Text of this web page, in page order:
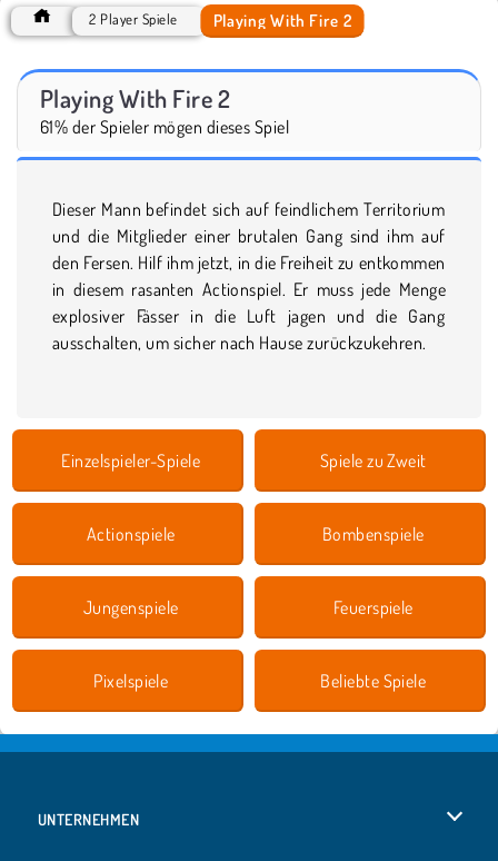
2 Player Spiele Playing With Fire 2
Playing With Fire 2
61% der Spieler mögen dieses Spiel
Dieser Mann befindet sich auf feindlichem Territorium
und die Mitglieder einer brutalen Gang sind ihm auf
den Fersen. Hilf ihm jetzt, in die Freiheit zu entkommen
in diesem rasanten Actionspiel. Er muss jede Menge
explosiver Fässer in die Luft jagen und die Gang
ausschalten, um sicher nach Hause zurückzukehren.
Einzelspieler-Spiele Spiele zu Zweit
Actionspiele Bombenspiele
Jungenspiele Feuerspiele
Pixelspiele Beliebte Spiele
UNTERNEHMEN